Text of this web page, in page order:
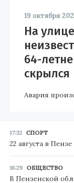
19 октября
На
64-
скрылся
Авария
17:32 СПОРТ
22 августа в
16:29 ОБЩЕСТВО
В Пензенской